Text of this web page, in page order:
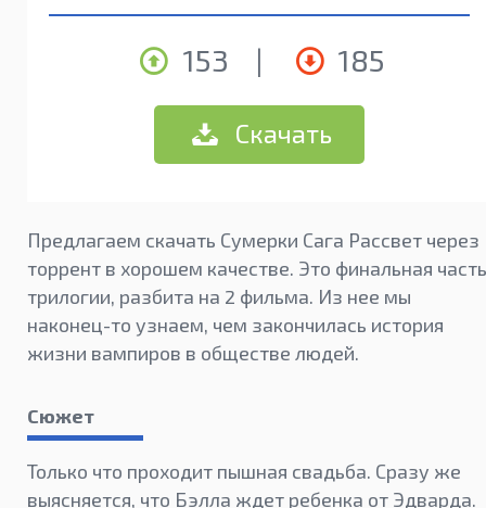
153 | 185
Скачать
Предлагаем скачать Сумерки Сага Рассвет через
торрент в хорошем качестве. Это финальная часть
трилогии, разбита на 2 фильма. Из нее мы
наконец-то узнаем, чем закончилась история
жизни вампиров в обществе людей.
Сюжет
Только что проходит пышная свадьба. Сразу же
выясняется, что Бэлла ждет ребенка от Эдварда.